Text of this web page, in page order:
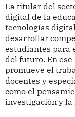
La titular del
digital de la
tecnologías
desarrollar
estudiantes para
del futuro. En
promueve el
docentes y
como el
investigación y la